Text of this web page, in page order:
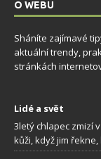
O WEBU
Sháníte zajímavé
aktuální trendy,
stránkách
Lidé a svět
3letý chlapec zmizí
kůži, když jim